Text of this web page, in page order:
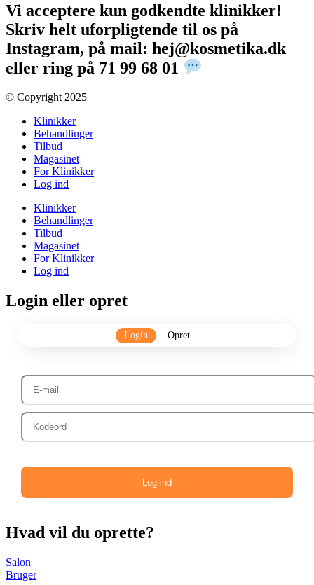
Vi acceptere kun godkendte klinikker!
Skriv helt uforpligtende til os på
Instagram, på mail: hej@kosmetika.dk
eller ring på 71 99 68 01
© Copyright 2025​
Klinikker
Behandlinger
Tilbud
Magasinet
For Klinikker
Log ind
Klinikker
Behandlinger
Tilbud
Magasinet
For Klinikker
Log ind
Login eller opret
Login Opret
Log ind
Hvad vil du oprette?
Salon
Bruger